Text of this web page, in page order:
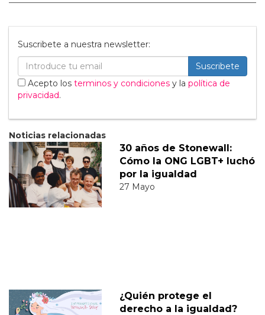
Suscribete a nuestra newsletter:
Suscribete
Acepto los terminos y condiciones y la política de
privacidad.
Noticias relacionadas
30 años de Stonewall:
Cómo la ONG LGBT+ luchó
por la igualdad
27 Mayo
¿Quién protege el
derecho a la igualdad?